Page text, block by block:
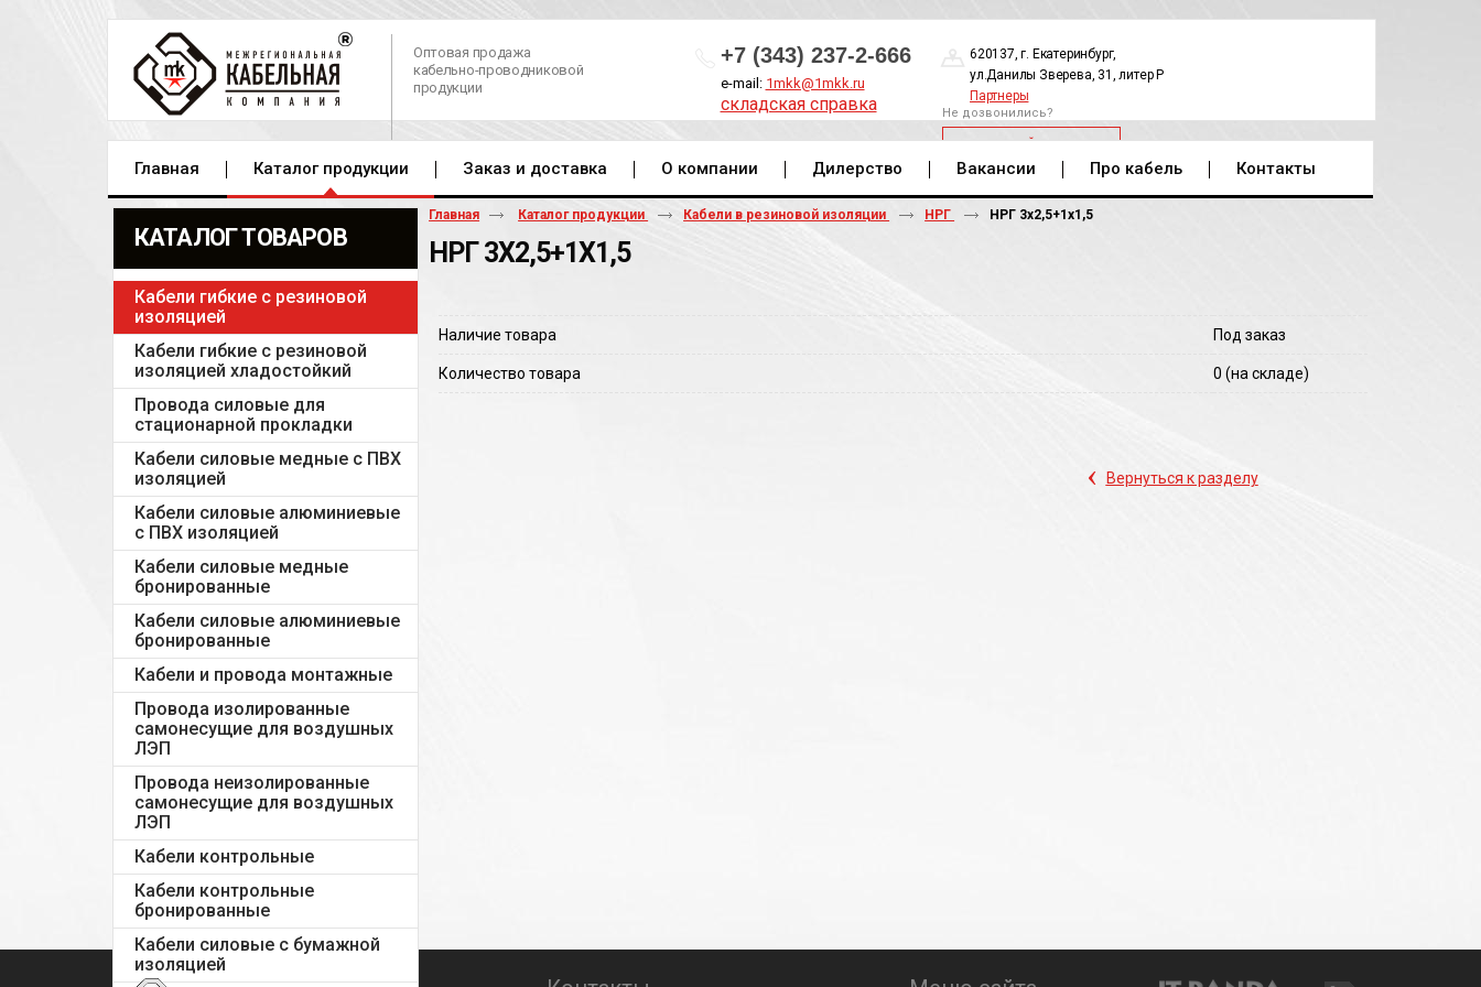
Оптовая продажа
кабельно-проводниковой
продукции
+7 (343) 237-2-666
e-mail: 1mkk@1mkk.ru
складская справка
620137, г. Екатеринбург,
ул.Данилы Зверева, 31, литер Р
Партнеры
Не дозвонились?
ОБРАТНЫЙ ЗВОНОК
Главная Каталог продукции Заказ и доставка О компании Дилерство Вакансии Про кабель Контакты
КАТАЛОГ ТОВАРОВ
Кабели гибкие с резиновой
изоляцией
Кабели гибкие с резиновой
изоляцией хладостойкий
Провода силовые для
стационарной прокладки
Кабели силовые медные с ПВХ
изоляцией
Кабели силовые алюминиевые
с ПВХ изоляцией
Кабели силовые медные
бронированные
Кабели силовые алюминиевые
бронированные
Кабели и провода монтажные
Провода изолированные
самонесущие для воздушных
ЛЭП
Провода неизолированные
самонесущие для воздушных
ЛЭП
Кабели контрольные
Кабели контрольные
бронированные
Кабели силовые с бумажной
изоляцией
Главная Каталог продукции Кабели в резиновой изоляции НРГ НРГ 3х2,5+1х1,5
НРГ 3Х2,5+1Х1,5
Наличие товара Под заказ
Количество товара 0 (на складе)
‹ Вернуться к разделу